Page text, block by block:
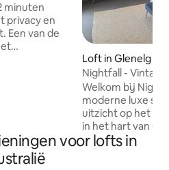
minuten
Een van de
een
en
Er is een
Loft in Glenelg
Nightfall -
Glenelg strand en
Welkom bij
moderne luxe
uitzicht op het
in het hart van
loft-appartement
voor lofts in